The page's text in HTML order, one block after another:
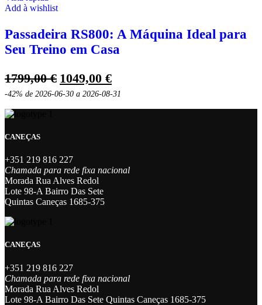
Add à wishlist
Passadeira RS800: A Máquina Ideal para
Seu Treino em Casa
1799,00€ O
preço
1049,00 €O
preço
-42% de 2026-06-30 a 2026-08-31
CANEÇAS
+351 219 816 227
Chamada para rede fixa nacional
Morada Rua Alves Redol
Lote 98-A Bairro Das Sete
Quintas Caneças 1685-375
CANEÇAS
+351 219 816 227
Chamada para rede fixa nacional
Morada Rua Alves Redol
Lote 98-A Bairro Das Sete Quintas Caneças 1685-375